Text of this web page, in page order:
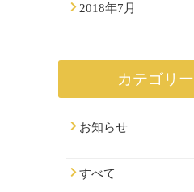
2018年7月
カテゴリー
お知らせ
すべて